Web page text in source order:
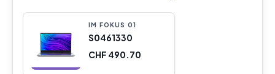
IM FOKUS 01
S0461330
CHF 490.70